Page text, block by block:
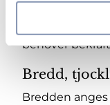
behöver
Bredd,
Bredden